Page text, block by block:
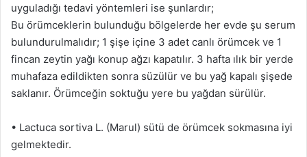
uyguladığı tedavi yöntemleri ise şunlardır;
Bu örümceklerin bulunduğu bölgelerde her evde şu serum
bulundurulmalıdır; 1 şişe içine 3 adet canlı örümcek ve 1
fincan zeytin yağı konup ağzı kapatılır. 3 hafta ılık bir yerde
muhafaza edildikten sonra süzülür ve bu yağ kapalı şişede
saklanır. Örümceğin soktuğu yere bu yağdan sürülür.
• Lactuca sortiva L. (Marul) sütü de örümcek sokmasına iyi
gelmektedir.